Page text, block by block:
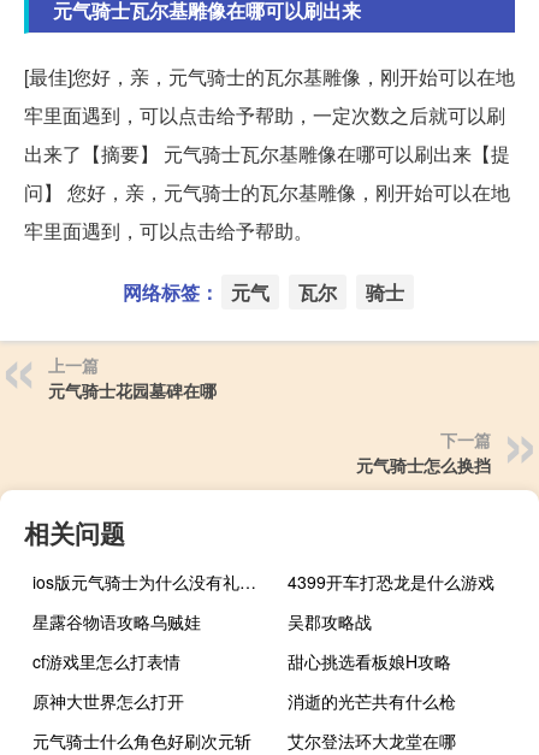
元气骑士瓦尔基雕像在哪可以刷出来
[最佳]您好，亲，元气骑士的瓦尔基雕像，刚开始可以在地
牢里面遇到，可以点击给予帮助，一定次数之后就可以刷
出来了【摘要】 元气骑士瓦尔基雕像在哪可以刷出来【提
问】 您好，亲，元气骑士的瓦尔基雕像，刚开始可以在地
牢里面遇到，可以点击给予帮助。
网络标签： 元气 瓦尔 骑士
上一篇
元气骑士花园墓碑在哪
下一篇
元气骑士怎么换挡
相关问题
ios版元气骑士为什么没有礼包码去哪里兑换
4399开车打恐龙是什么游戏
星露谷物语攻略乌贼娃
吴郡攻略战
cf游戏里怎么打表情
甜心挑选看板娘H攻略
原神大世界怎么打开
消逝的光芒共有什么枪
元气骑士什么角色好刷次元斩
艾尔登法环大龙堂在哪